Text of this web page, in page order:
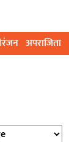
अपराजिता